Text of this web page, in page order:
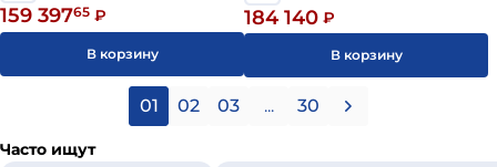
159 39765 ₽
В корзину
184 140 ₽
В корзину
01 02 03 ... 30
Часто ищут